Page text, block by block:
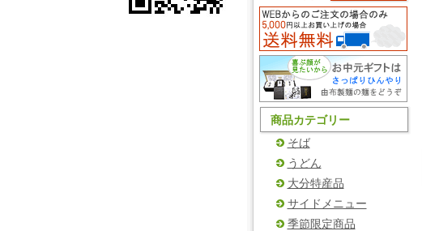
商品カテゴリー
そば
うどん
大分特産品
サイドメニュー
季節限定商品